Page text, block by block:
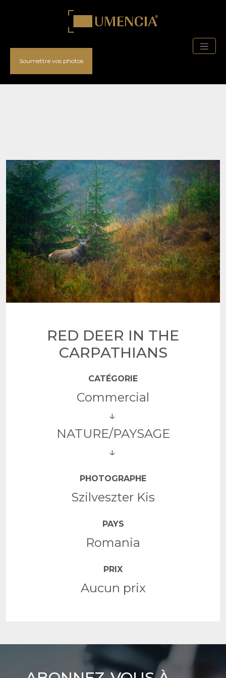
Soumettre vos photos
RED DEER IN THE
CARPATHIANS
CATÉGORIE
Commercial
NATURE/PAYSAGE
PHOTOGRAPHE
Szilveszter Kis
PAYS
Romania
PRIX
Aucun prix
Abonnez-